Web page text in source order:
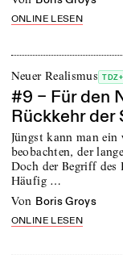
ONLINE LESEN
Neuer Realismus TDZ+
#9 – Für den
Rückkehr der
Jüngst kann man ein
beobachten, der
Doch der Begriff des
Häufig …
von Boris Groys
ONLINE LESEN